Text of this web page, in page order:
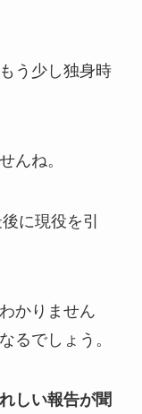
う少し独身時
んね。
に現役を引
かりません
るでしょう。
しい報告が聞